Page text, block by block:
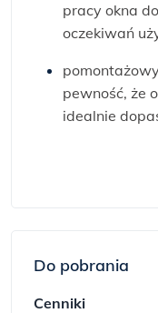
pracy okna
oczekiwań
pewność, że
idealnie
Do pobrania
Cenniki